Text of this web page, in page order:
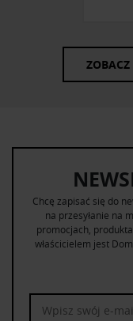
Chcę zapisać się do
na przesyłanie na
promocjach,
właścicielem jest